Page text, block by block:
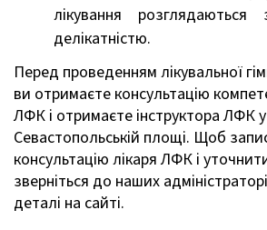
лікування
делікатністю.
Перед проведенням лікувальної
ви отримаєте консультацію
ЛФК і отримаєте інструктора ЛФК
Севастопольській площі. Щоб
консультацію лікаря ЛФК і
зверніться до наших
деталі на сайті.